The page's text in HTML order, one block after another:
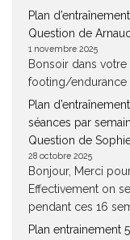
Plan
Question de
1 novembre 2025
Bonsoir dans
footing/endurance
Plan
séances par
Question de
28 octobre 2025
Bonjour, Merci
Effectivement on
pendant ces 16
Plan entrainement